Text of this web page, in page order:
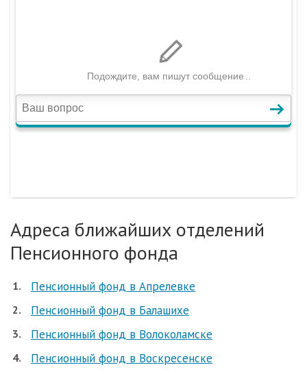
Адреса ближайших отделений
Пенсионного фонда
Пенсионный фонд в Апрелевке
Пенсионный фонд в Балашихе
Пенсионный фонд в Волоколамске
Пенсионный фонд в Воскресенске